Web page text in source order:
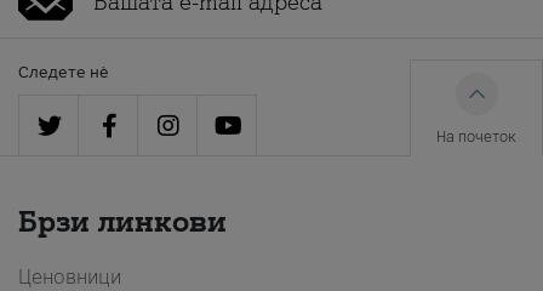
Следете нè
На почеток
Брзи линкови
Ценовници